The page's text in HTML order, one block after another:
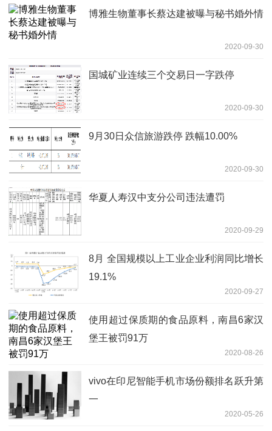
博雅生物董事长蔡达建被曝与秘书婚外情
2020-09-30
国城矿业连续三个交易日一字跌停
2020-09-30
9月30日众信旅游跌停 跌幅10.00%
2020-09-30
华夏人寿汉中支分公司违法遭罚
2020-09-29
8月 全国规模以上工业企业利润同比增长
19.1%
2020-09-27
使用超过保质期的食品原料，南昌6家汉
堡王被罚91万
2020-08-26
vivo在印尼智能手机市场份额排名跃升第
一
2020-05-26